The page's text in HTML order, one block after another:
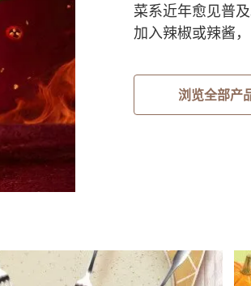
菜系近年愈见普
加入辣椒或辣酱
浏览全部产